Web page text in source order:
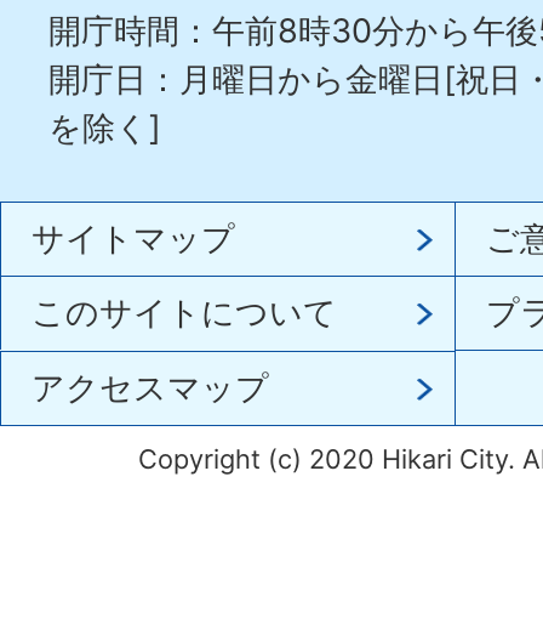
開庁時間：午前8時30分から午
開庁日：月曜日から金曜日[祝日
を除く]
サイトマップ
ご
このサイトについて
プ
アクセスマップ
Copyright (c) 2020 Hikari City.